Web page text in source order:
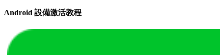
Android 設備激活教程